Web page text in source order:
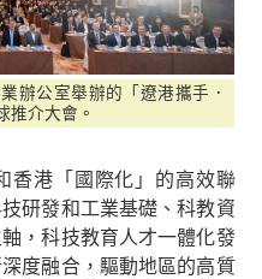
辦公室舉辦的「遼港攜手．
推介大會。
香港「國際化」的高效聯
研發和工業基礎、科教資
，科技教育人才一體化發
度融合，驅動地區的高質